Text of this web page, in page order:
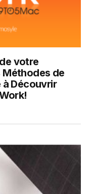
votre
Méthodes de
à Découvrir